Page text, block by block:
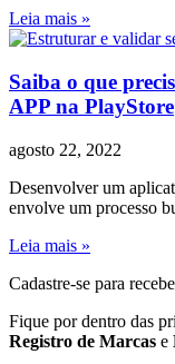
Leia mais »
Saiba o que
APP na PlayStore
agosto 22, 2022
Desenvolver um
envolve um processo
Leia mais »
Cadastre-se para
Fique por dentro das
Registro de Marcas e